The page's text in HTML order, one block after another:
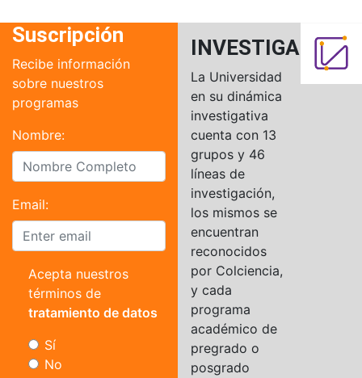
Suscripción
Recibe información
sobre nuestros
programas
Nombre:
Email:
Acepta nuestros
términos de
tratamiento de datos
Sí
No
INVESTIGACIÓN
La Universidad
en su dinámica
investigativa
cuenta con 13
grupos y 46
líneas de
investigación,
los mismos se
encuentran
reconocidos
por Colciencia,
y cada
programa
académico de
pregrado o
posgrado